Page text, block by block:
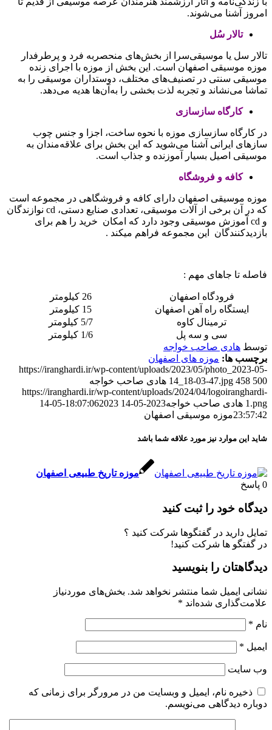
امروز آشنا می‌شوند.
تالار سُل
تالار سل یا موسیقی‌سرا از بخش‌های منحصربه‌ فرد و پرطرفدار
موزه موسیقی اصفهان است. این بخش از موزه با اجرای زنده
موسیقی سنتی در تصنیف‌های مختلف، دوستداران موسیقی را به
تماشا می‌نشاند و تجربه لذت‌ بخشی را به‌آن‌ها هدیه می‌دهد.
کارگاه سازسازی
در کارگاه سازسازی موزه با نحوه ساخت، اجزا و جنس چوب
سازهای ایرانی آشنا می‌شوید که این بخش برای علاقه‌مندان به
موسیقی اصیل بسیار آموزنده و جذاب است.
کافه و فروشگاه
موزه موسیقی اصفهان دارای کافه و فروشگاهی در مجموعه است
که در آن برخی از آلات موسیقی، تعدادی صنایع دستی، cd نوازندگان
و cd آموزش موسیقی وجود دارد که امکان خرید را هم برای
بازدیدکنندگان این مجموعه فراهم میکند .
فاصله تا جاهای مهم :
فرودگاه اصفهان
26 کیلومتر
ایستگاه راه آهن اصفهان
15 کیلومتر
ترمینال کاوه
5/7 کیلومتر
سی و سه پل
1/6 کیلومتر
توسط هادی صاحب خواجه
برچسب ها: موزه های اصفهان
https://iranghardi.ir/wp-content/uploads/2023/05/photo_2023-05-
14_18-03-47.jpg 458 500
هادی صاحب خواجه
https://iranghardi.ir/wp-content/uploads/2024/04/logoiranghardi-
1.png هادی صاحب خواجه2023-05-14 18:07:06
2023-05-14
23:57:42موزه موسیقی اصفهان
شاید این موارد نیز مورد علاقه شما باشد
موزه تاریخ طبیعی اصفهان
0 پاسخ
دیدگاه خود را ثبت کنید
تمایل دارید در گفتگوها شرکت کنید ؟
در گفتگو ها شرکت کنید!
دیدگاهتان را بنویسید
نشانی ایمیل شما منتشر نخواهد شد. بخش‌های موردنیاز
علامت‌گذاری شده‌اند *
نام *
ایمیل *
وب‌ سایت
ذخیره نام، ایمیل و وبسایت من در مرورگر برای زمانی که
دوباره دیدگاهی می‌نویسم.